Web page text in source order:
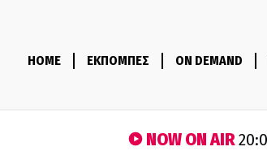
HOME ΕΚΠΟΜΠΕΣ ON DEMAND
NOW ON AIR